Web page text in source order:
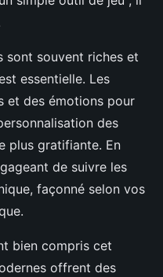
sont souvent riches et
essentielle. Les
et des émotions pour
des
plus gratifiante. En
de suivre les
façonné selon vos
bien compris cet
offrent des